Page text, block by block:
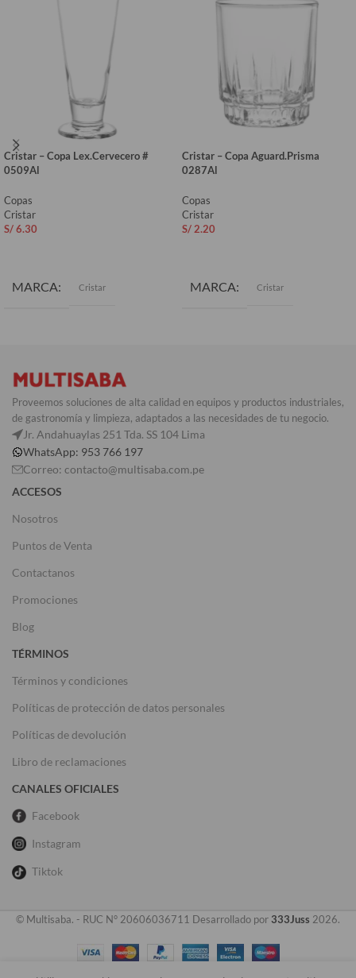
Cristar – Copa Lex.Cervecero #
0509Al
Copas
Cristar
S/6.30
MARCA Cristar
Cristar – Copa Aguard.Prisma
0287Al
Copas
Cristar
S/ 2.20
MARCA Cristar
Proveemos soluciones de alta calidad en equipos y productos industriales,
de gastronomía y limpieza, adaptados a las necesidades de tu negocio.
Jr. Andahuaylas 251 Tda. SS 104 Lima
WhatsApp: 953 766 197
Correo: contacto@multisaba.com.pe
ACCESOS
Nosotros
Puntos de Venta
Contactanos
Promociones
Blog
TÉRMINOS
Términos y condiciones
Políticas de protección de datos personales
Políticas de devolución
Libro de reclamaciones
CANALES OFICIALES
Facebook
Instagram
Tiktok
© Multisaba. - RUC N° 20606036711 Desarrollado por 333Juss 2026.